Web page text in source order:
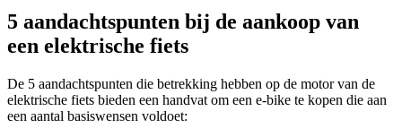
5 aandachtspunten bij de aankoop van
een elektrische fiets
De 5 aandachtspunten die betrekking hebben op de motor van de
elektrische fiets bieden een handvat om een e-bike te kopen die aan
een aantal basiswensen voldoet: